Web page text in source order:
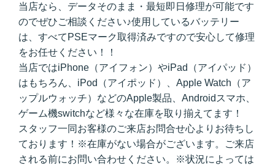
当店なら、データそのまま・最短即日修理が可能です
のでぜひご相談ください♪使用しているバッテリー
は、すべてPSEマーク取得済みですので安心して修理
をお任せください！！
当店ではiPhone（アイフォン）やiPad（アイパッド）
はもちろん、iPod（アイポッド）、Apple Watch（ア
ップルウォッチ）などのApple製品、Androidスマホ、
ゲーム機switchなど様々な在庫を取り揃えてます！
スタッフ一同お客様のご来店お問合せ心よりお待ちし
ております！※在庫がない場合がございます。ご来店
される前にお問い合わせください。※状況によっては